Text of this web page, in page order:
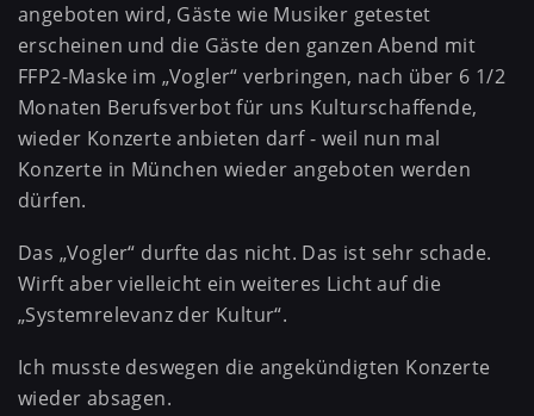
angeboten wird, Gäste wie Musiker getestet
erscheinen und die Gäste den ganzen Abend mit
FFP2-Maske im „Vogler“ verbringen, nach über 6 1/2
Monaten Berufsverbot für uns Kulturschaffende,
wieder Konzerte anbieten darf - weil nun mal
Konzerte in München wieder angeboten werden
dürfen.
Das „Vogler“ durfte das nicht. Das ist sehr schade.
Wirft aber vielleicht ein weiteres Licht auf die
„Systemrelevanz der Kultur“.
Ich musste deswegen die angekündigten Konzerte
wieder absagen.